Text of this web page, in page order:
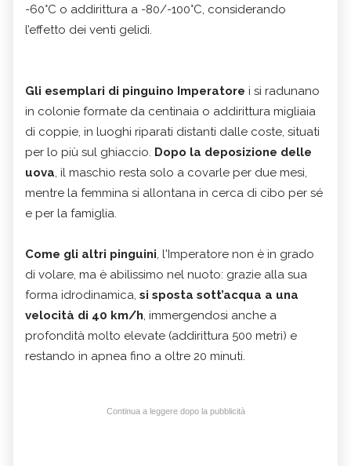
-60°C o addirittura a -80/-100°C, considerando
l’effetto dei venti gelidi.
Gli esemplari di pinguino Imperatore i si radunano
in colonie formate da centinaia o addirittura migliaia
di coppie, in luoghi riparati distanti dalle coste, situati
per lo più sul ghiaccio. Dopo la deposizione delle
uova, il maschio resta solo a covarle per due mesi,
mentre la femmina si allontana in cerca di cibo per sé
e per la famiglia.
Come gli altri pinguini, l'Imperatore non è in grado
di volare, ma è abilissimo nel nuoto: grazie alla sua
forma idrodinamica, si sposta sott’acqua a una
velocità di 40 km/h, immergendosi anche a
profondità molto elevate (addirittura 500 metri) e
restando in apnea fino a oltre 20 minuti.
Continua a leggere dopo la pubblicità